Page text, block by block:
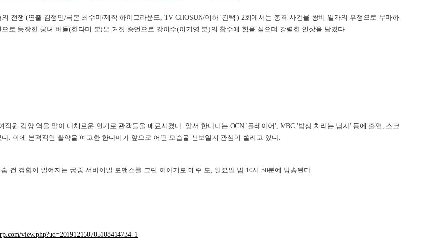
전쟁'(연출 김정민/극본 최수미/제작 하이그라운드, TV CHOSUN/이하 '간택') 2회에서는 총격 사건을 왕비 일가의 부정으로 무마하
로 등장한 궁녀 버들(한다미 분)은 거짓 증언으로 강이수(이기영 분)의 참수에 힘을 실으며 강렬한 인상을 남겼다.
원 김양 역을 맡아 다채로운 연기로 관객들을 매료시켰다. 앞서 한다미는 OCN '플레이어', MBC '밥상 차리는 남자' 등에 출연, 스크
. 이에 본격적인 활약을 예고한 한다미가 앞으로 어떤 모습을 선보일지 관심이 쏠리고 있다.
건 경합이 벌어지는 궁중 서바이벌 로맨스를 그린 이야기로 매주 토, 일요일 밤 10시 50분에 방송된다.
view.php?ud=201912160705108414734_1